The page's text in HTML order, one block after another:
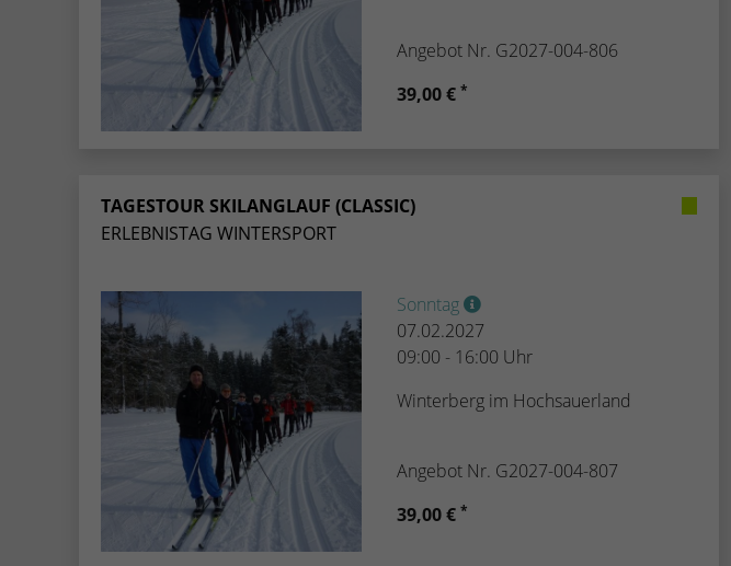
Angebot Nr. G2027-004-806
39,00 € *
TAGESTOUR SKILANGLAUF (CLASSIC)
ERLEBNISTAG WINTERSPORT
Sonntag
07.02.2027
09:00 - 16:00 Uhr
Winterberg im Hochsauerland
Angebot Nr. G2027-004-807
39,00 € *
aus der sie
1 Minute